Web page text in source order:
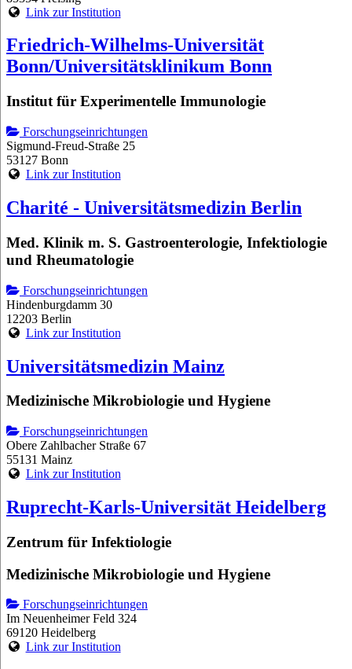
Link zur Institution
Friedrich-Wilhelms-Universität
Bonn/Universitätsklinikum Bonn
Institut für Experimentelle Immunologie
Forschungseinrichtungen
Sigmund-Freud-Straße 25
53127 Bonn
Link zur Institution
Charité - Universitätsmedizin Berlin
Med. Klinik m. S. Gastroenterologie, Infektiologie
und Rheumatologie
Forschungseinrichtungen
Hindenburgdamm 30
12203 Berlin
Link zur Institution
Universitätsmedizin Mainz
Medizinische Mikrobiologie und Hygiene
Forschungseinrichtungen
Obere Zahlbacher Straße 67
55131 Mainz
Link zur Institution
Ruprecht-Karls-Universität Heidelberg
Zentrum für Infektiologie
Medizinische Mikrobiologie und Hygiene
Forschungseinrichtungen
Im Neuenheimer Feld 324
69120 Heidelberg
Link zur Institution